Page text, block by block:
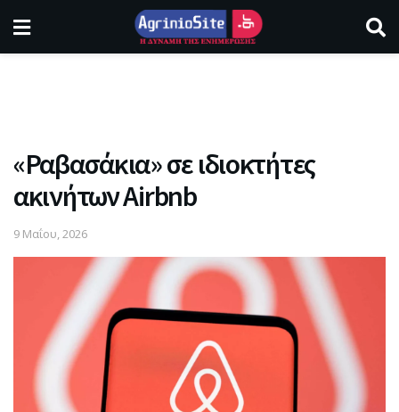
«Ραβασάκια» σε ιδιοκτήτες
ακινήτων Airbnb
9 Μαΐου, 2026